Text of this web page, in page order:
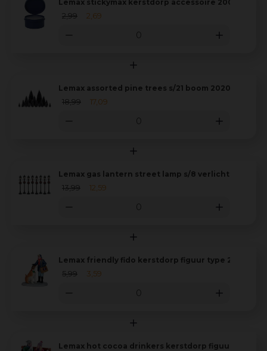
Lemax stickymax kerstdorp accessoire 2007
2,99 2 69
Lemax assorted pine trees s/21 boom 2020
18,99 17 09
Lemax gas lantern street lamp s/8 verlichte
13,99 12 59
Lemax friendly fido kerstdorp figuur type 2 2014
5,99 3 59
Lemax hot cocoa drinkers kerstdorp figuur type 3